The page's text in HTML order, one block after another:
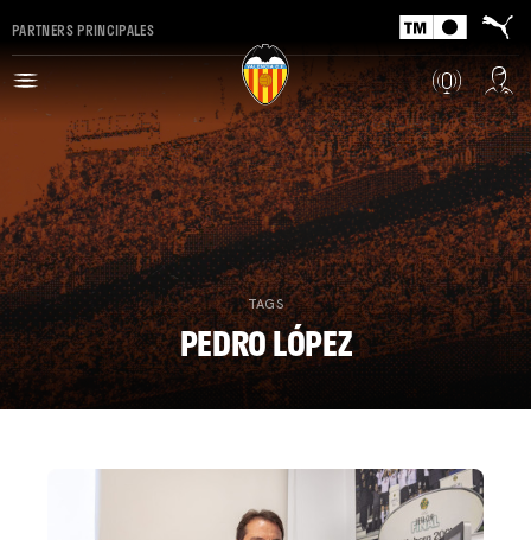
PARTNERS PRINCIPALES
TAGS
PEDRO LÓPEZ